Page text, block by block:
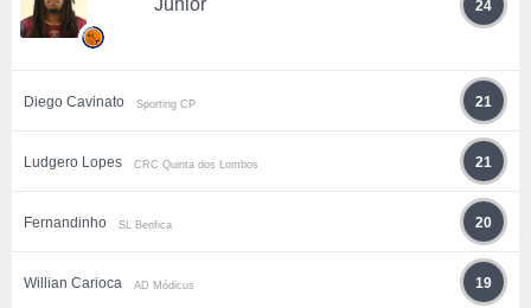
Junior 24
Diego Cavinato Sporting CP 21
Ludgero Lopes CRC Quinta dos Lombos 21
Fernandinho SL Benfica 20
Willian Carioca AD Módicus 19